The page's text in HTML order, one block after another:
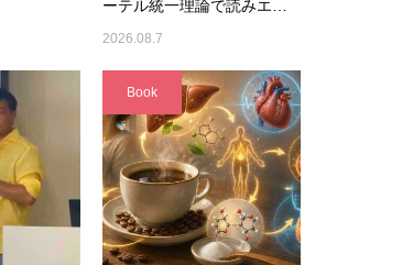
ーテル統一理論で読みエ…
2026.08.7
Book